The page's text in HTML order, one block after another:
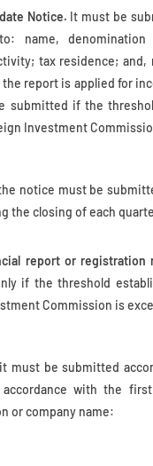
Notice. It must be
name, denomination
tax residence; and,
report is applied for
submitted if the
Investment
notice must be
the closing of each
report or registration
if the threshold
Commission is
must be submitted
accordance with the
or company name: